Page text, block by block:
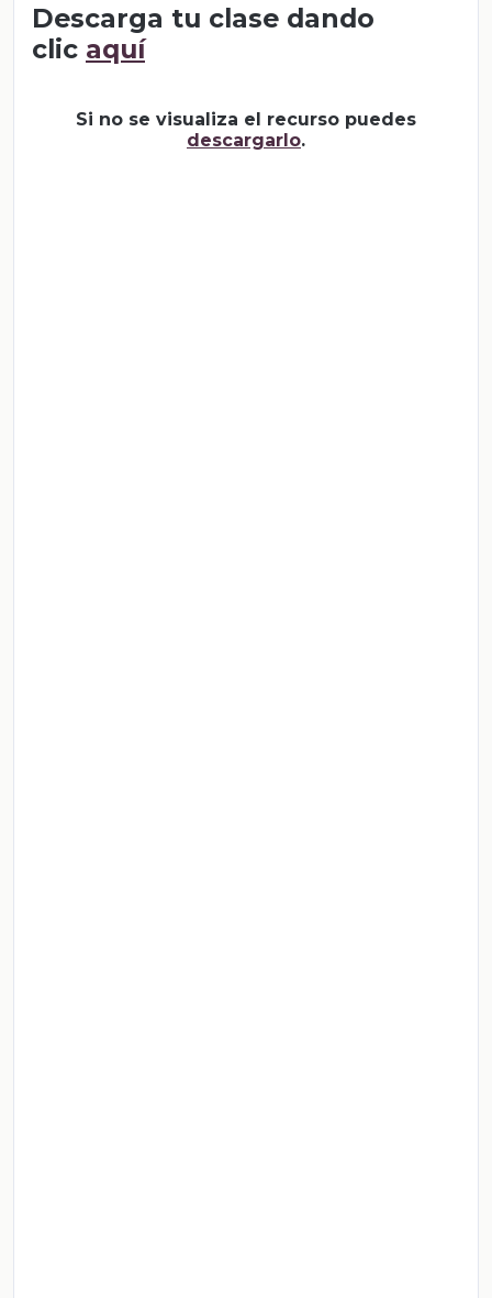
Descarga tu clase dando
clic aquí
Si no se visualiza el recurso puedes
descargarlo.